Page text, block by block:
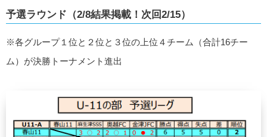
予選ラウンド（2/8結果掲載！次回2/15）
※各グループ１位と２位と３位の上位４チーム（合計16チー
ム）が決勝トーナメント進出